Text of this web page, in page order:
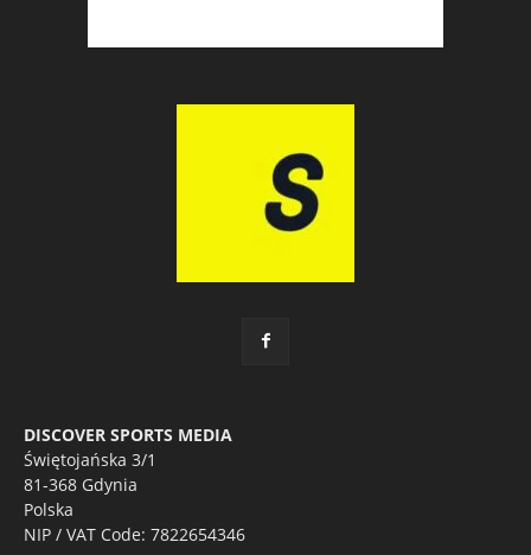
DISCOVER SPORTS MEDIA
Świętojańska 3/1
81-368 Gdynia
Polska
NIP / VAT Code: 7822654346